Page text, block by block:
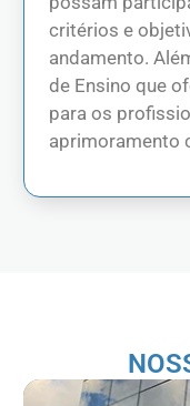
critérios e
andamento.
de Ensino que
para os
aprimoramento